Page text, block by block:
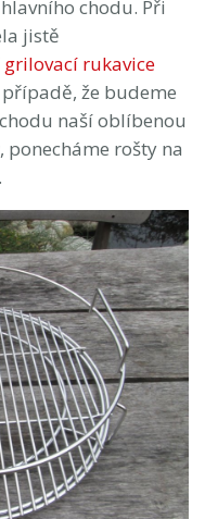
chodu. Při
jistě
grilovací rukavice
že budeme
naší oblíbenou
rošty na